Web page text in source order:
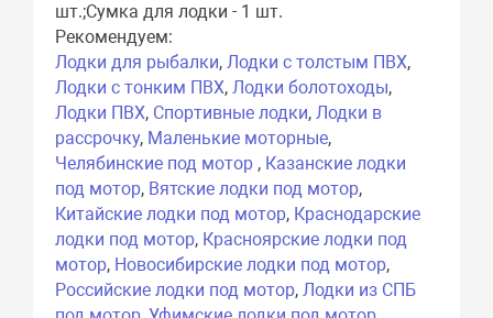
шт.;Сумка для лодки - 1 шт.
Рекомендуем:
Лодки для рыбалки,Лодки с толстым ПВХ,
Лодки с тонким ПВХ,Лодки болотоходы,
Лодки ПВХ, Спортивные лодки,Лодки в
рассрочку, Маленькие моторные,
Челябинские под мотор , Казанские лодки
под мотор, Вятские лодки под мотор,
Китайские лодки под мотор, Краснодарские
лодки под мотор, Красноярские лодки под
мотор, Новосибирские лодки под мотор,
Российские лодки под мотор,Лодки из СПБ